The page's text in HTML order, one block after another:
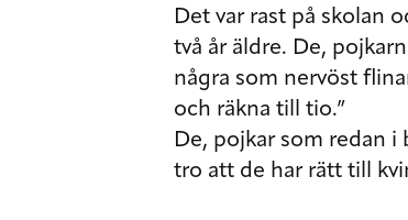
Det var rast på skolan
två år äldre. De,
några som nervöst
och räkna till tio.”
De, pojkar som redan i
tro att de har rätt till